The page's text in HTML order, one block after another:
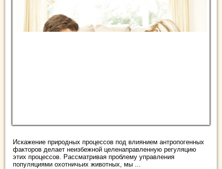
Искажение природных процессов под влиянием антропогенных
факторов делает неизбежной целенаправленную регуляцию
этих процессов. Рассматривая проблему управления
популяциями охотничьих животных, мы ...